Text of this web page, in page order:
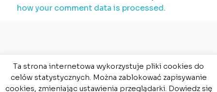
how your comment data is processed.
Copyright © 2026 Robert Wróblewski.com All
rights reserved.
Ta strona internetowa wykorzystuje pliki cookies do
celów statystycznych. Można zablokować zapisywanie
cookies, zmieniając ustawienia przeglądarki. Dowiedz się